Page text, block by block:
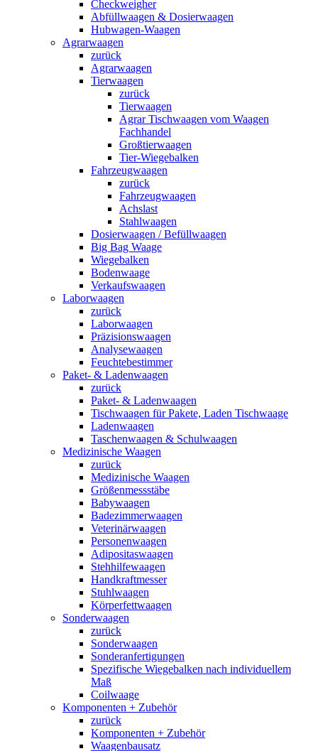
Checkweigher
Abfüllwaagen & Dosierwaagen
Hubwagen-Waagen
Agrarwaagen
zurück
Agrarwaagen
Tierwaagen
zurück
Tierwaagen
Agrar Tischwaagen vom Waagen
Fachhandel
Großtierwaagen
Tier-Wiegebalken
Fahrzeugwaagen
zurück
Fahrzeugwaagen
Achslast
Stahlwaagen
Dosierwaagen / Befüllwaagen
Big Bag Waage
Wiegebalken
Bodenwaage
Verkaufswaagen
Laborwaagen
zurück
Laborwaagen
Präzisionswaagen
Analysewaagen
Feuchtebestimmer
Paket- & Ladenwaagen
zurück
Paket- & Ladenwaagen
Tischwaagen für Pakete, Laden Tischwaage
Ladenwaagen
Taschenwaagen & Schulwaagen
Medizinische Waagen
zurück
Medizinische Waagen
Größenmessstäbe
Babywaagen
Badezimmerwaagen
Veterinärwaagen
Personenwaagen
Adipositaswaagen
Stehhilfewaagen
Handkraftmesser
Stuhlwaagen
Körperfettwaagen
Sonderwaagen
zurück
Sonderwaagen
Sonderanfertigungen
Spezifische Wiegebalken nach individuellem
Maß
Coilwaage
Komponenten + Zubehör
zurück
Komponenten + Zubehör
Waagenbausatz